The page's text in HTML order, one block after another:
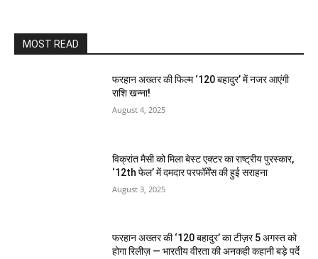
MOST READ
फरहान अख्तर की फिल्म ‘120 बहादुर’ में नजर आएंगी
राशि खन्ना!
August 4, 2025
विक्रांत मैसी को मिला बेस्ट एक्टर का राष्ट्रीय पुरस्कार,
‘12th फेल’ में दमदार परफॉर्मेंस की हुई सराहना
August 3, 2025
फरहान अख्तर की ‘120 बहादुर’ का टीज़र 5 अगस्त को
होगा रिलीज़ — भारतीय वीरता की अनकही कहानी बड़े पर्दे